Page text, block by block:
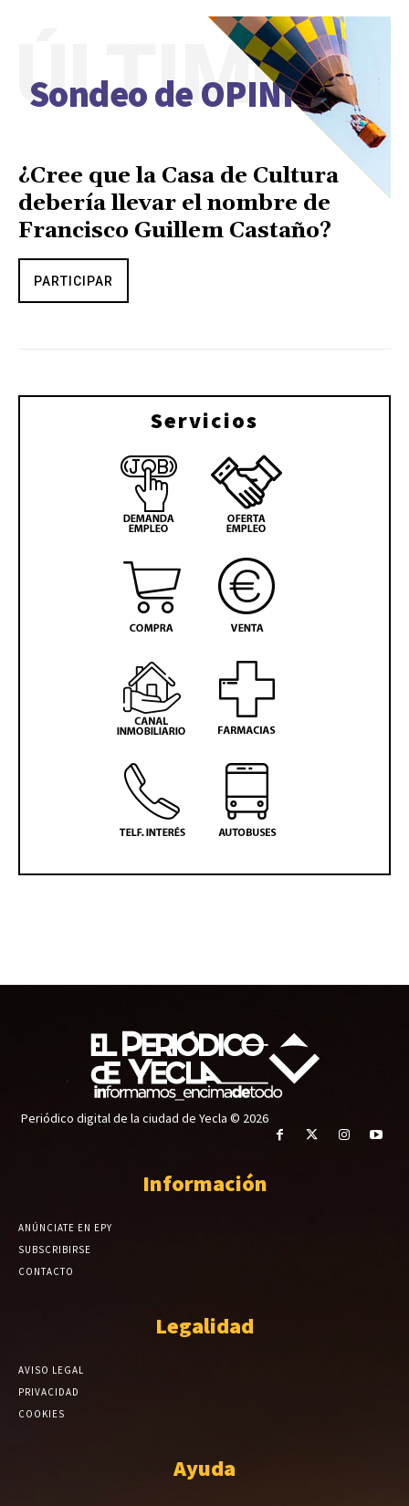
Sondeo de OPINIÓN
ÚLTIMO
¿Cree que la Casa de Cultura
debería llevar el nombre de
Francisco Guillem Castaño?
PARTICIPAR
Servicios
Periódico digital de la ciudad de Yecla © 2026
Información
ANÚNCIATE EN EPY
SUBSCRIBIRSE
CONTACTO
Legalidad
AVISO LEGAL
PRIVACIDAD
COOKIES
Ayuda